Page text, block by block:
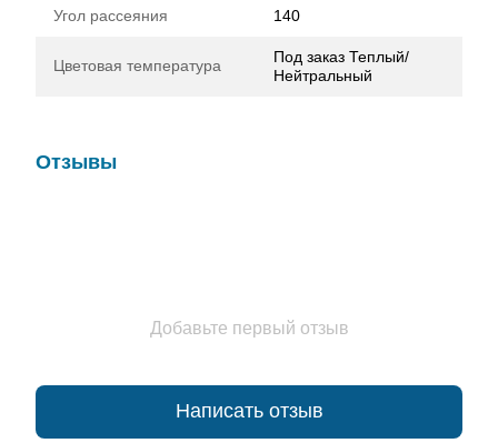
Угол рассеяния 140
Цветовая температура
Под заказ Теплый/
Нейтральный
Отзывы
Добавьте первый отзыв
Написать отзыв